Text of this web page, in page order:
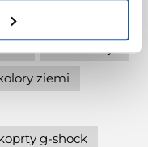
ziemi
g-shock